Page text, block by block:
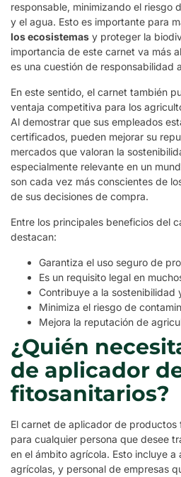
responsable, minimizando el riesgo
y el agua. Esto es importante para
los ecosistemas y proteger la
importancia de este carnet va más
es una cuestión de responsabilidad
En este sentido, el carnet también
ventaja competitiva para los
Al demostrar que sus empleados
certificados, pueden mejorar su
mercados que valoran la
especialmente relevante en un
son cada vez más conscientes de
de sus decisiones de compra.
Entre los principales beneficios del
destacan:
Garantiza el uso seguro de
Es un requisito legal en
Contribuye a la sostenibilidad
Minimiza el riesgo de
Mejora la reputación de
¿Quién
de aplicador
fitosanitarios?
El carnet de aplicador de productos
para cualquier persona que desee
en el ámbito agrícola. Esto incluye
agrícolas, y personal de empresas